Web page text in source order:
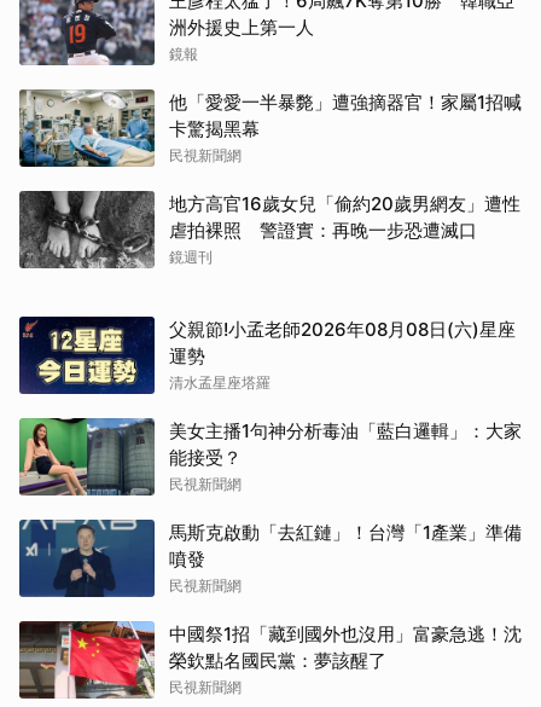
洲外援史上第一人
鏡報
他「愛愛一半暴斃」遭強摘器官！家屬1招喊
卡驚揭黑幕
民視新聞網
地方高官16歲女兒「偷約20歲男網友」遭性
虐拍裸照 警證實：再晚一步恐遭滅口
鏡週刊
父親節!小孟老師2026年08月08日(六)星座
運勢
清水孟星座塔羅
美女主播1句神分析毒油「藍白邏輯」：大家
能接受？
民視新聞網
馬斯克啟動「去紅鏈」！台灣「1產業」準備
噴發
民視新聞網
中國祭1招「藏到國外也沒用」富豪急逃！沈
榮欽點名國民黨：夢該醒了
民視新聞網
取消